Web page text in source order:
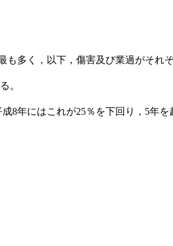
多く，以下，傷害及び業過がそれぞ
。
8年にはこれが25％を下回り，5年を